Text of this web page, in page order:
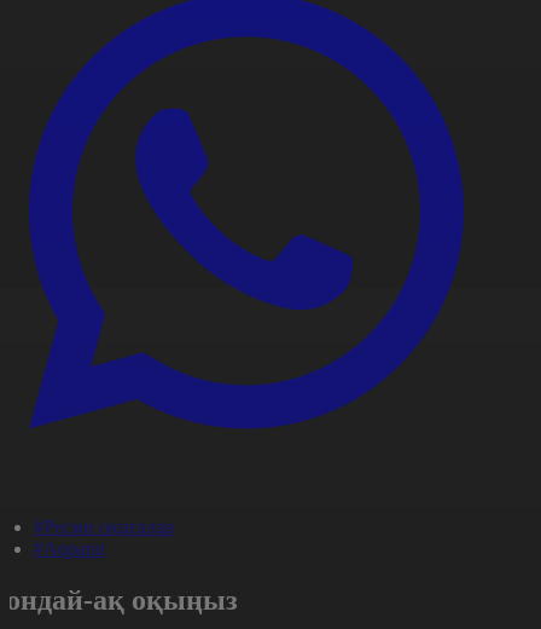
#Ресми оқиғалар
#Aqparat
ақ оқыңыз